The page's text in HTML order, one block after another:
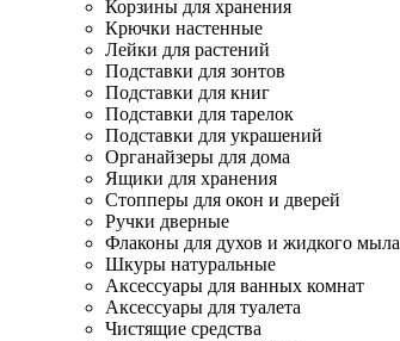
Корзины для хранения
Крючки настенные
Лейки для растений
Подставки для зонтов
Подставки для книг
Подставки для тарелок
Подставки для украшений
Органайзеры для дома
Ящики для хранения
Стопперы для окон и дверей
Ручки дверные
Флаконы для духов и жидкого мыла
Шкуры натуральные
Аксессуары для ванных комнат
Аксессуары для туалета
Чистящие средства